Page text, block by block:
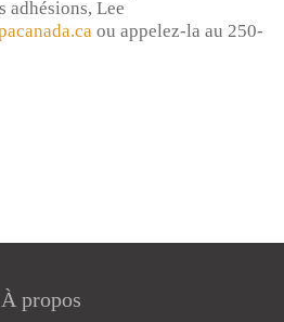
adhésions, Lee
ou appelez-la au 250-
À propos